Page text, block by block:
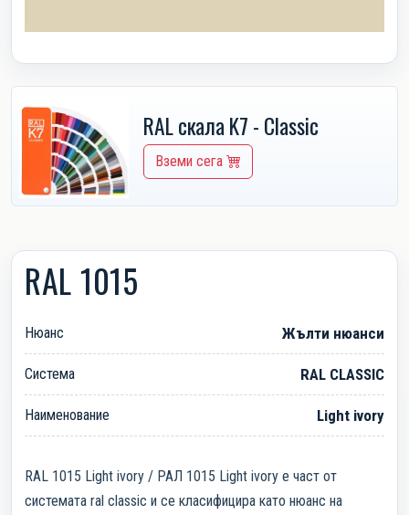
RAL скала K7 - Classic
Вземи сега
RAL 1015
Нюанс Жълти нюанси
Система RAL CLASSIC
Наименование Light ivory
RAL 1015 Light ivory / РАЛ 1015 Light ivory е част от
системата ral classic и се класифицира като нюанс на